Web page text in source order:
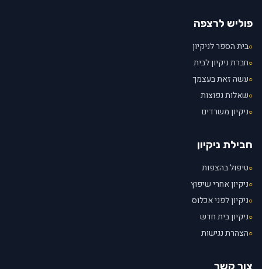
פוליש לרצפה
○בית הספר לניקיון
○חברת ניקיון לבית
○עשה זאת בעצמך
○שאלות נפוצות
○ניקיון משרדים
חבילת ניקיון
○טיפול בהצפות
○ניקיון אחרי שיפוץ
○ניקיון לפני אכלוס
○ניקיון בית חדש
○הצהרת נגישות
צור קשר